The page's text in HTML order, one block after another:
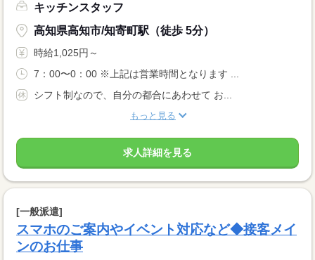
キッチンスタッフ
高知県高知市/知寄町駅（徒歩 5分）
時給1,025円～
7：00〜0：00 ※上記は営業時間となります ...
シフト制なので、自分の都合にあわせて お...
もっと見る
求人詳細を見る
[一般派遣]
スマホのご案内やイベント対応など◆接客メイ
ンのお仕事